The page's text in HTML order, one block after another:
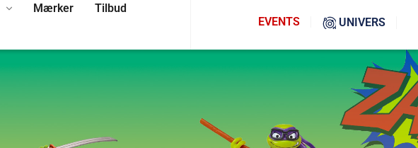
Mærker
Tilbud
EVENTS UNIVERS